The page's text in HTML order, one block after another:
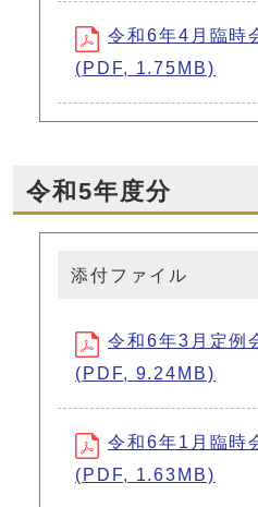
令和6年4月臨時
(PDF, 1.75MB)
令和5年度分
添付ファイル
令和6年3月定例
(PDF, 9.24MB)
令和6年1月臨時
(PDF, 1.63MB)